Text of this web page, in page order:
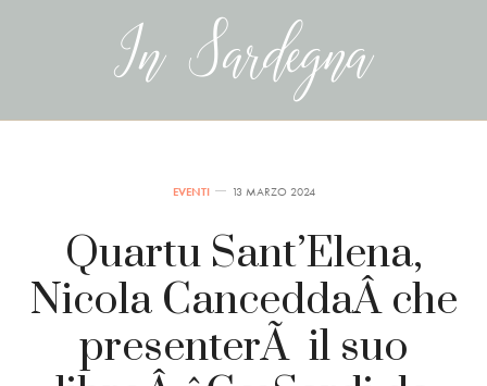
EVENTI 13 MARZO 2024
Quartu Sant’Elena,
Nicola CanceddaÂ che
presenterÃ il suo